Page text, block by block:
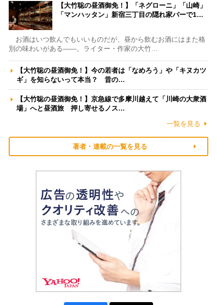
【大竹聡の昼酒御免！】「ネグローニ」「山崎」
「マンハッタン」新宿三丁目の隠れ家バーで1…
お酒はいつ飲んでもいいものだが、昼から飲むお酒にはまた格
別の味わいがある――。ライター・作家の大竹…
【大竹聡の昼酒御免！】今の若者は「なめろう」や「キヌカツ
ギ」を知らないって本当？ 昔の…
【大竹聡の昼酒御免！】京急線で多摩川越えて「川崎の大衆酒
場」へと昼酒旅 押し寄せるノス…
一覧を見る
著者・連載の一覧を見る